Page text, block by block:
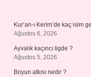
Kur’an-ı Kerim’de kaç isim
Ağustos 6, 2026
Ayvalık kaçıncı ligde ?
Ağustos 5, 2026
Boyun atkısı nedir ?